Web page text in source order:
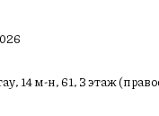
14 м-н, 61, 3 этаж